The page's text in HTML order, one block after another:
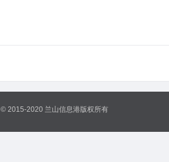
© 2015-2020 兰山信息港版权所有